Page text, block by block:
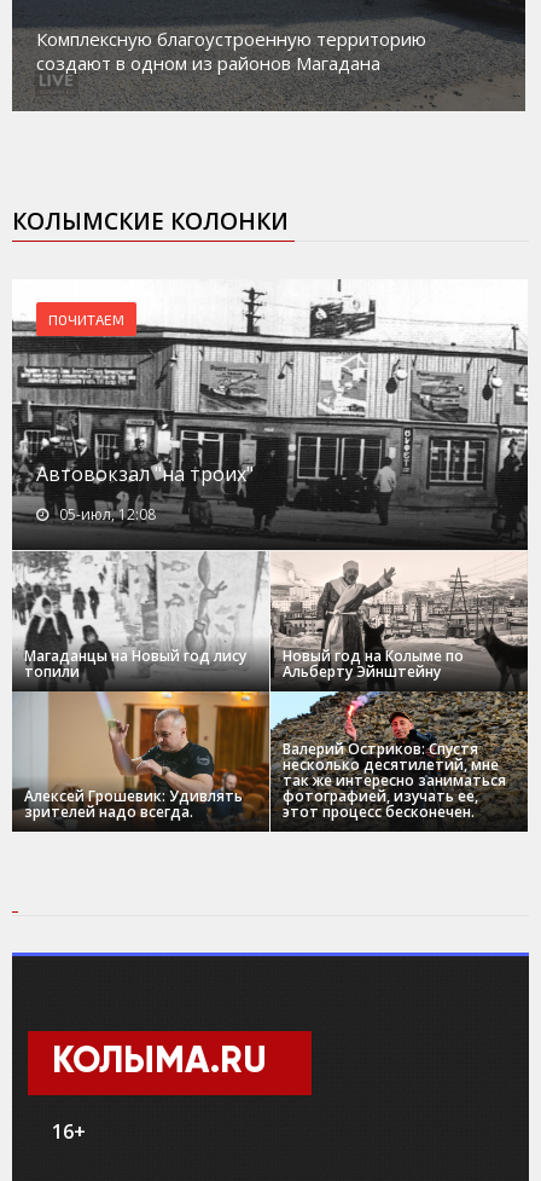
Магадан присоединился к пилотному проекту по
работе с несовершеннолетними из групп
социального риска «Переправа»
КОЛЫМСКИЕ КОЛОНКИ
ПОЧИТАЕМ
Автовокзал "на троих"
05-июл, 12:08
Магаданцы на Новый год лису
топили
Новый год на Колыме по
Альберту Эйнштейну
Алексей Грошевик: Удивлять
зрителей надо всегда.
Валерий Остриков: Спустя
несколько десятилетий, мне
так же интересно заниматься
фотографией, изучать ее,
этот процесс бесконечен.
КОЛЫМА.RU
16+